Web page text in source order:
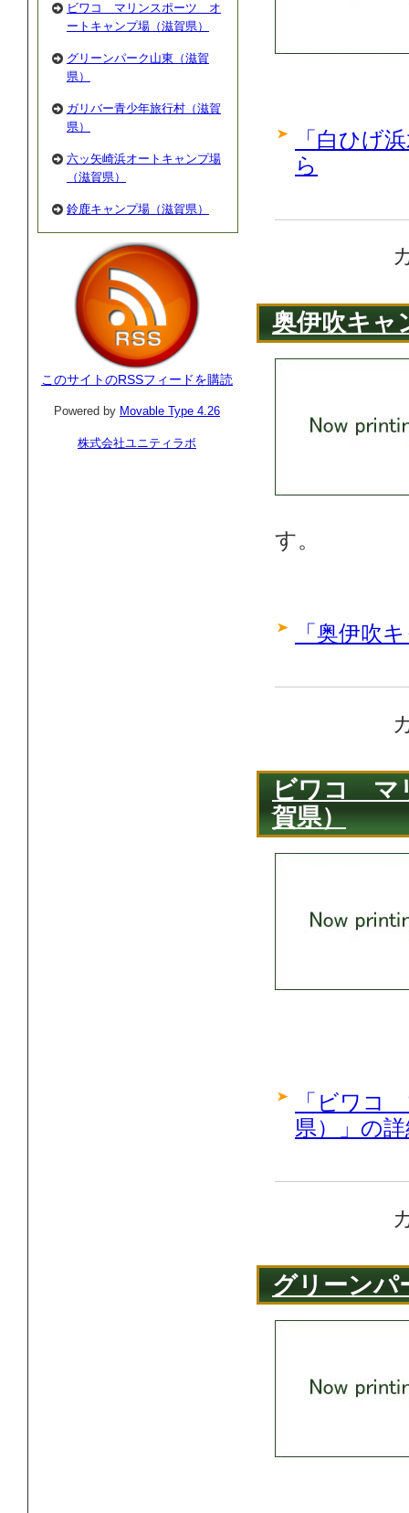
「白ひげ
ら
奥伊吹キャ
す。
「奥伊吹
ビワコ マ
賀県）
「ビワコ
県）」の
グリーンパ
ビワコ マリンスポーツ オ
ートキャンプ場（滋賀県）
グリーンパーク山東（滋賀
県）
ガリバー青少年旅行村（滋賀
県）
六ッ矢崎浜オートキャンプ場
（滋賀県）
鈴鹿キャンプ場（滋賀県）
このサイトのRSSフィードを購読
Powered by Movable Type 4.26
株式会社ユニティラボ